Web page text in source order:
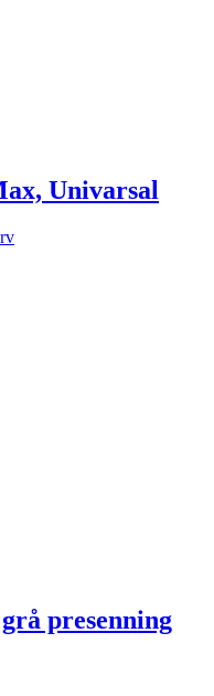
Univarsal
presenning